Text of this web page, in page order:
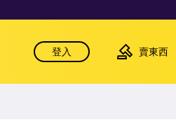
登入 賣東西